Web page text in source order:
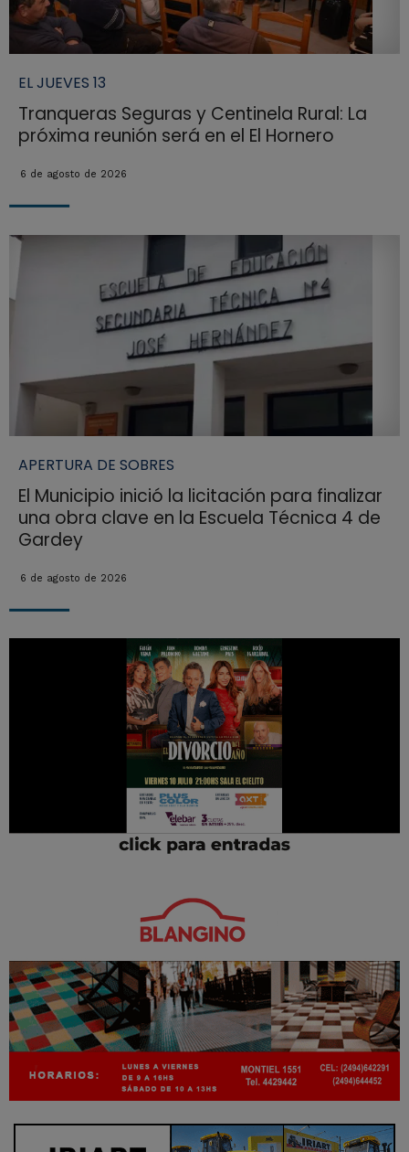
EL JUEVES 13
Tranqueras Seguras y Centinela Rural: La
próxima reunión será en el El Hornero
6 de agosto de 2026
APERTURA DE SOBRES
El Municipio inició la licitación para finalizar
una obra clave en la Escuela Técnica 4 de
Gardey
6 de agosto de 2026